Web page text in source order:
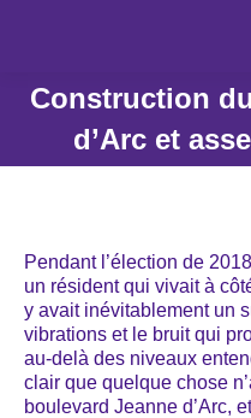
Construction
d’Arc et
Pendant l’élection de
un résident qui vivait à
y avait inévitablement un
vibrations et le bruit qui
au-delà des niveaux
clair que quelque chose
boulevard Jeanne d’Arc,